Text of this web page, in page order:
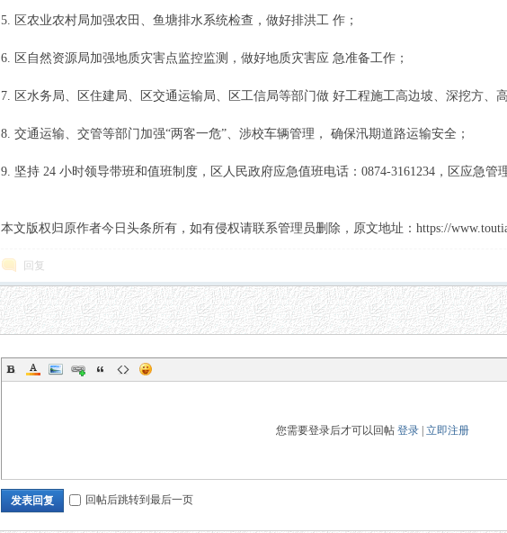
5. 区农业农村局加强农田、鱼塘排水系统检查，做好排洪工 作；
6. 区自然资源局加强地质灾害点监控监测，做好地质灾害应 急准备工作；
7. 区水务局、区住建局、区交通运输局、区工信局等部门做 好工程施工高边坡、深挖方、
8. 交通运输、交管等部门加强“两客一危”、涉校车辆管理， 确保汛期道路运输安全；
9. 坚持 24 小时领导带班和值班制度，区人民政府应急值班电话：0874-3161234，区应急管
本文版权归原作者今日头条所有，如有侵权请联系管理员删除，原文地址：https://
回复
您需要登录后才可以回帖 登录 立即注册
发表回复 回帖后跳转到最后一页